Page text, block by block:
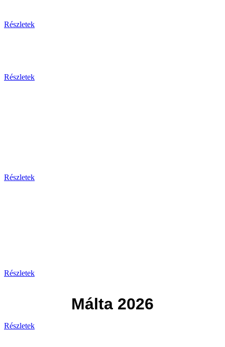
Részletek
Részletek
Részletek
Részletek
Málta 2026
Részletek